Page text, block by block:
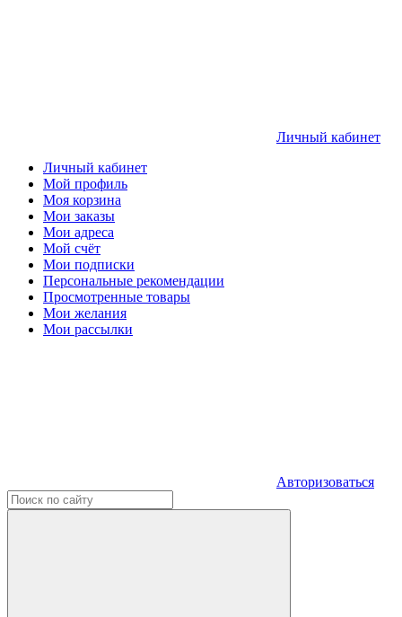
Личный кабинет
Личный кабинет
Мой профиль
Моя корзина
Мои заказы
Мои адреса
Мой счёт
Мои подписки
Персональные рекомендации
Просмотренные товары
Мои желания
Мои рассылки
Авторизоваться